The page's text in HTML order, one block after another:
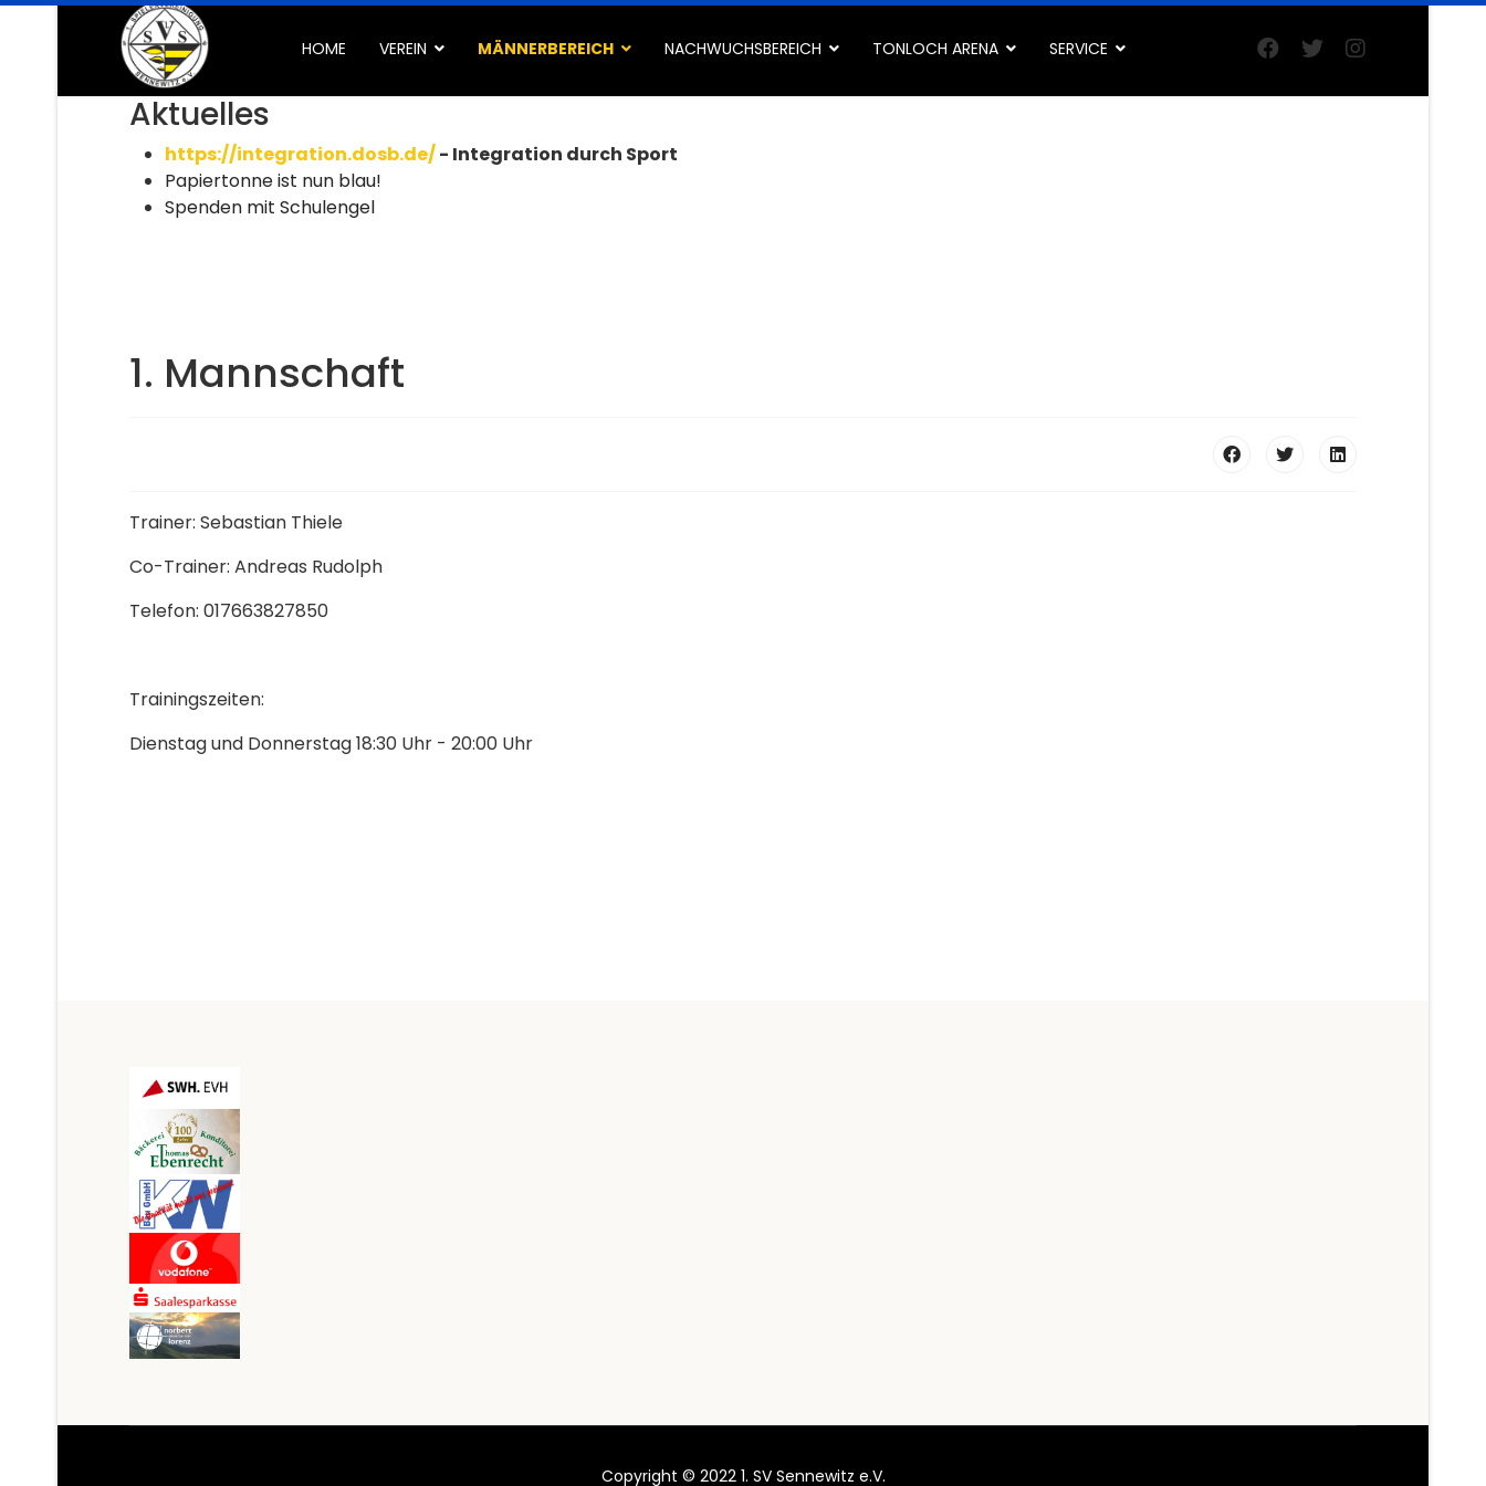
HOME VEREIN MÄNNERBEREICH NACHWUCHSBEREICH TONLOCH ARENA SERVICE
Aktuelles
https://integration.dosb.de/- Integration durch Sport
Papiertonne ist nun blau!
Spenden mit Schulengel
1. Mannschaft
Trainer: Sebastian Thiele
Co-Trainer: Andreas Rudolph
Telefon: 017663827850
Trainingszeiten:
Dienstag und Donnerstag 18:30 Uhr - 20:00 Uhr
Copyright © 2022 1. SV Sennewitz e.V.